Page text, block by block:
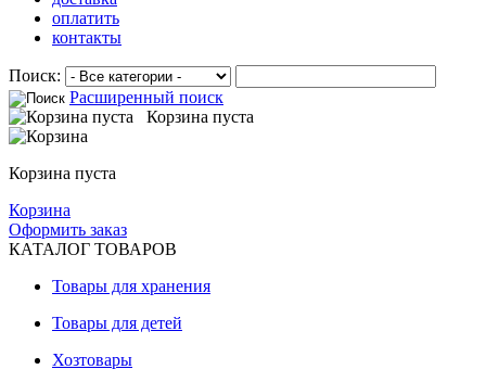
оплатить
контакты
Поиск:
Расширенный поиск
Корзина пуста
Корзина пуста
Корзина
Оформить заказ
КАТАЛОГ ТОВАРОВ
Товары для хранения
Товары для детей
Хозтовары